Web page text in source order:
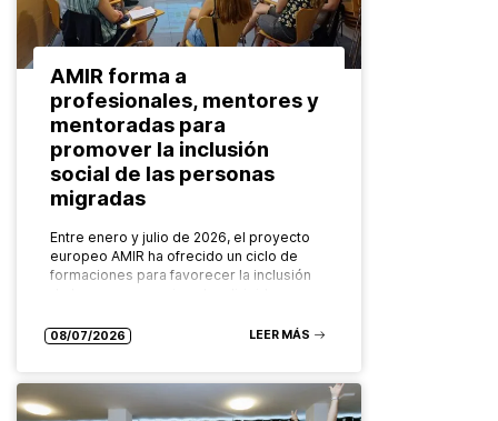
AMIR forma a
profesionales, mentores y
mentoradas para
promover la inclusión
social de las personas
migradas
Entre enero y julio de 2026, el proyecto
europeo AMIR ha ofrecido un ciclo de
formaciones para favorecer la inclusión
08/07/2026 LEER MÁS